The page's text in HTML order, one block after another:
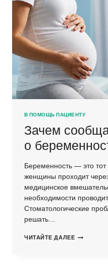
В ПОМОЩЬ ПАЦИЕНТУ
Зачем
о
Беременность — это тот
женщины проходит
медицинское
необходимости
Стоматологические
решать…
ЧИТАЙТЕ ДАЛЕЕ ЗАЧЕМ